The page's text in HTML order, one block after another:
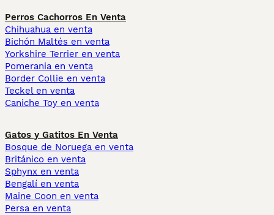
Perros Cachorros En Venta
Chihuahua en venta
Bichón Maltés en venta
Yorkshire Terrier en venta
Pomerania en venta
Border Collie en venta
Teckel en venta
Caniche Toy en venta
Gatos y Gatitos En Venta
Bosque de Noruega en venta
Británico en venta
Sphynx en venta
Bengalí en venta
Maine Coon en venta
Persa en venta